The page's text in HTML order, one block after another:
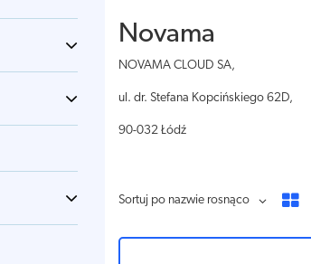
Novama
NOVAMA CLOUD SA,
ul. dr. Stefana Kopcińskiego 62D,
90-032 Łódź
Sortuj po nazwie rosnąco